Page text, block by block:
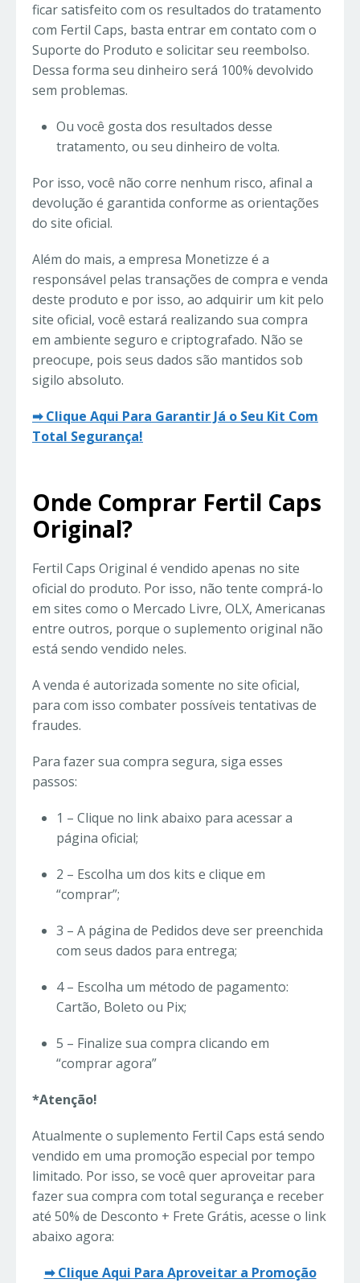
ficar satisfeito com os resultados do tratamento
com Fertil Caps, basta entrar em contato com o
Suporte do Produto e solicitar seu reembolso.
Dessa forma seu dinheiro será 100% devolvido
sem problemas.
Ou você gosta dos resultados desse
tratamento, ou seu dinheiro de volta.
Por isso, você não corre nenhum risco, afinal a
devolução é garantida conforme as orientações
do site oficial.
Além do mais, a empresa Monetizze é a
responsável pelas transações de compra e venda
deste produto e por isso, ao adquirir um kit pelo
site oficial, você estará realizando sua compra
em ambiente seguro e criptografado. Não se
preocupe, pois seus dados são mantidos sob
sigilo absoluto.
➡ Clique Aqui Para Garantir Já o Seu Kit Com
Total Segurança!
Onde Comprar Fertil Caps
Original?
Fertil Caps Original é vendido apenas no site
oficial do produto. Por isso, não tente comprá-lo
em sites como o Mercado Livre, OLX, Americanas
entre outros, porque o suplemento original não
está sendo vendido neles.
A venda é autorizada somente no site oficial,
para com isso combater possíveis tentativas de
fraudes.
Para fazer sua compra segura, siga esses
passos:
1 – Clique no link abaixo para acessar a
página oficial;
2 – Escolha um dos kits e clique em
“comprar”;
3 – A página de Pedidos deve ser preenchida
com seus dados para entrega;
4 – Escolha um método de pagamento:
Cartão, Boleto ou Pix;
5 – Finalize sua compra clicando em
“comprar agora”
*Atenção!
Atualmente o suplemento Fertil Caps está sendo
vendido em uma promoção especial por tempo
limitado. Por isso, se você quer aproveitar para
fazer sua compra com total segurança e receber
até 50% de Desconto + Frete Grátis, acesse o link
abaixo agora:
➡ Clique Aqui Para Aproveitar a Promoção